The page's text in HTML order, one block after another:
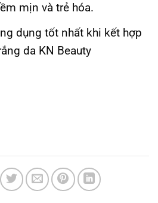
mịn và trẻ hóa.
dụng tốt nhất khi kết hợp
da KN Beauty